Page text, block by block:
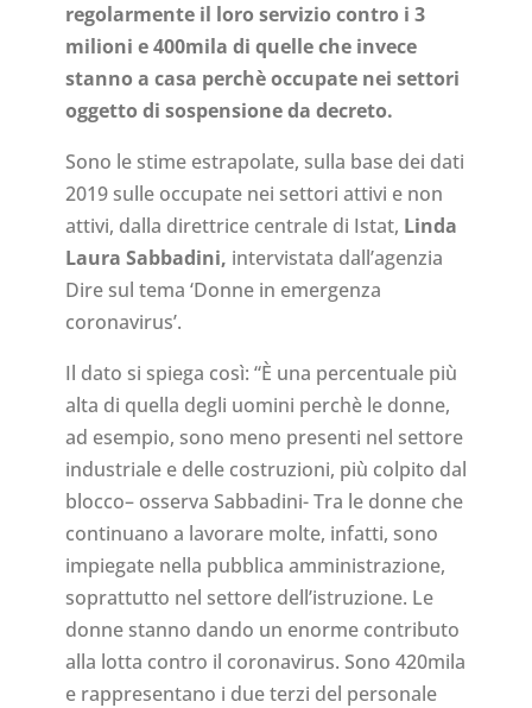
regolarmente il loro servizio contro i 3
milioni e 400mila di quelle che invece
stanno a casa perchè occupate nei settori
oggetto di sospensione da decreto.
Sono le stime estrapolate, sulla base dei dati
2019 sulle occupate nei settori attivi e non
attivi, dalla direttrice centrale di Istat, Linda
Laura Sabbadini, intervistata dall’agenzia
Dire sul tema ‘Donne in emergenza
coronavirus’.
Il dato si spiega così: “È una percentuale più
alta di quella degli uomini perchè le donne,
ad esempio, sono meno presenti nel settore
industriale e delle costruzioni, più colpito dal
blocco– osserva Sabbadini- Tra le donne che
continuano a lavorare molte, infatti, sono
impiegate nella pubblica amministrazione,
soprattutto nel settore dell’istruzione. Le
donne stanno dando un enorme contributo
alla lotta contro il coronavirus. Sono 420mila
e rappresentano i due terzi del personale